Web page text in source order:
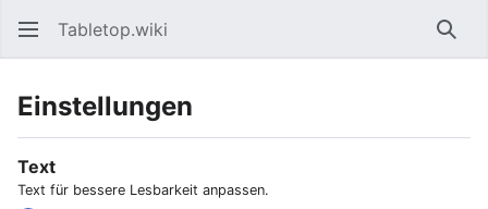
Tabletop.wiki
Einstellungen
Text
Text für bessere Lesbarkeit anpassen.